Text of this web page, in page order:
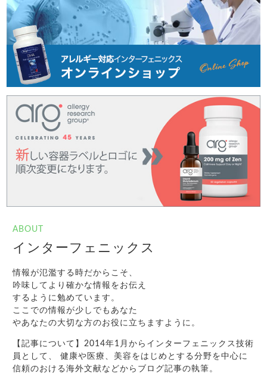
ABOUT
インターフェニックス
情報が氾濫する時だからこそ、
吟味してより確かな情報をお伝え
するように勉めています。
ここでの情報が少しでもあなた
やあなたの大切な方のお役に立ちますように。
【記事について】2014年1月からインターフェニックス技術
員として、 健康や医療、美容をはじめとする分野を中心に
信頼のおける海外文献などからブログ記事の執筆。